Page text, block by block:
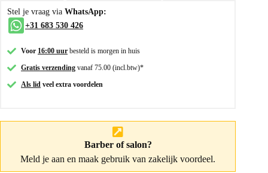
Stel je vraag via WhatsApp:
+31 683 530 426
Voor 16:00 uur besteld is morgen in huis
Gratis verzending vanaf 75.00 (incl.btw)*
Als lid veel extra voordelen
Barber of salon?
Meld je aan en maak gebruik van zakelijk voordeel.